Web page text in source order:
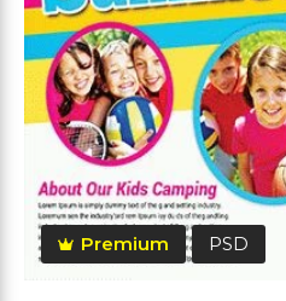
Premium PSD